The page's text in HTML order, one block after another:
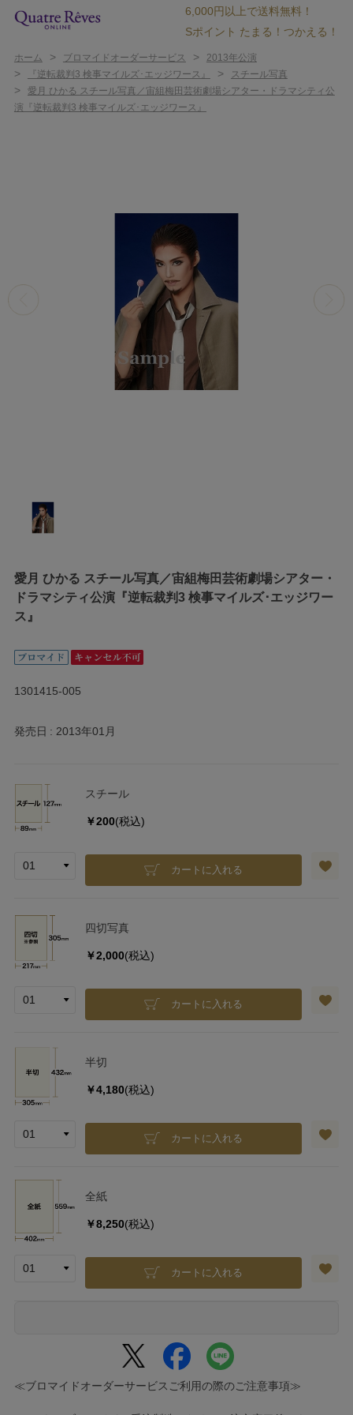
6,000円以上で送料無料！
Sポイント たまる！つかえる！
ホーム > ブロマイドオーダーサービス > 2013年公演
> 『逆転裁判3 検事マイルズ･エッジワース』 > スチール写真
>
愛月 ひかる スチール写真／宙組梅田芸術劇場シアター・ドラマシティ公
演『逆転裁判3 検事マイルズ･エッジワース』
愛月 ひかる スチール写真／宙組梅田芸術劇場シアター・
ドラマシティ公演『逆転裁判3 検事マイルズ･エッジワー
ス』
1301415-005
発売日 2013年01月
スチール
￥200(税込)
カートに入れる
四切写真
￥2,000(税込)
カートに入れる
半切
￥4,180(税込)
カートに入れる
全紙
￥8,250(税込)
カートに入れる
≪ブロマイドオーダーサービスご利用の際のご注意事項≫